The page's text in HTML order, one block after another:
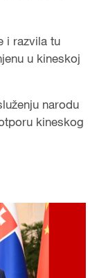
i razvila tu
u kineskoj
narodu
kineskog